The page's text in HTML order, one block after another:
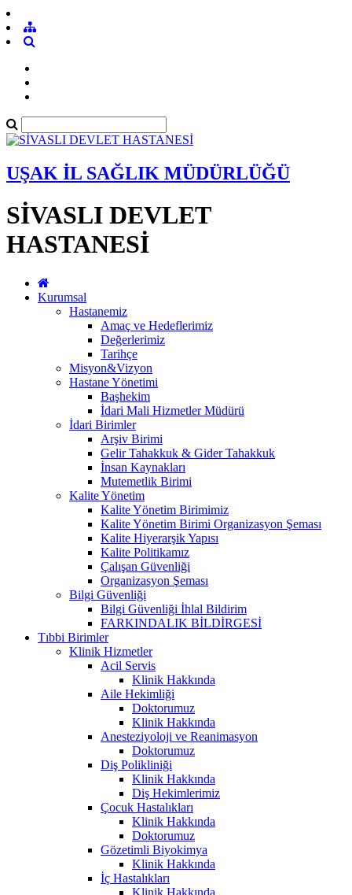
UŞAK İL SAĞLIK MÜDÜRLÜĞÜ
SİVASLI DEVLET
HASTANESİ
Kurumsal
Hastanemiz
Amaç ve Hedeflerimiz
Değerlerimiz
Tarihçe
Misyon&Vizyon
Hastane Yönetimi
Başhekim
İdari Mali Hizmetler Müdürü
İdari Birimler
Arşiv Birimi
Gelir Tahakkuk & Gider Tahakkuk
İnsan Kaynakları
Mutemetlik Birimi
Kalite Yönetim
Kalite Yönetim Birimimiz
Kalite Yönetim Birimi Organizasyon Şeması
Kalite Hiyerarşik Yapısı
Kalite Politikamız
Çalışan Güvenliği
Organizasyon Şeması
Bilgi Güvenliği
Bilgi Güvenliği İhlal Bildirim
FARKINDALIK BİLDİRGESİ
Tıbbi Birimler
Klinik Hizmetler
Acil Servis
Klinik Hakkında
Aile Hekimliği
Doktorumuz
Klinik Hakkında
Anesteziyoloji ve Reanimasyon
Doktorumuz
Diş Polikliniği
Klinik Hakkında
Diş Hekimlerimiz
Çocuk Hastalıkları
Klinik Hakkında
Doktorumuz
Gözetimli Biyokimya
Klinik Hakkında
İç Hastalıkları
Klinik Hakkında